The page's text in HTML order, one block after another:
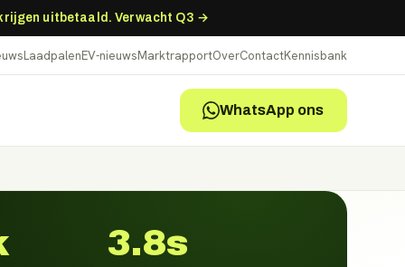
uitbetaald. Verwacht Q3 →
LaadpalenEV-nieuwsMarktrapportOverContactKennisbank
WhatsApp ons
3.8s